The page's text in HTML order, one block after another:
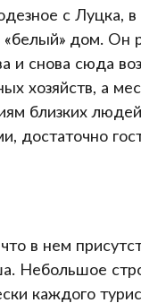
с Луцка,
дом. Он
и снова сюда
хозяйств, а
близких
достаточно
в нем
Небольшое
каждого